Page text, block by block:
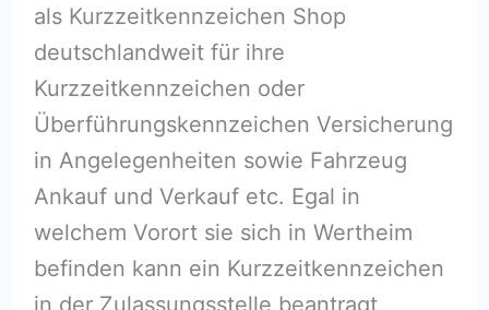
als Kurzzeitkennzeichen Shop
deutschlandweit für ihre
Kurzzeitkennzeichen oder
Überführungskennzeichen Versicherung
in Angelegenheiten sowie Fahrzeug
Ankauf und Verkauf etc. Egal in
welchem Vorort sie sich in Wertheim
befinden kann ein Kurzzeitkennzeichen